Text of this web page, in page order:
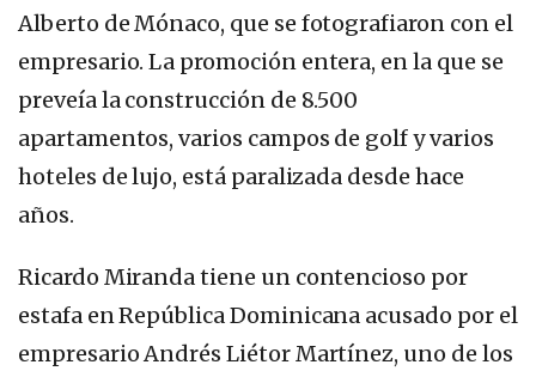
Alberto de Mónaco, que se fotografiaron con el
empresario. La promoción entera, en la que se
preveía la construcción de 8.500
apartamentos, varios campos de golf y varios
hoteles de lujo, está paralizada desde hace
años.
Ricardo Miranda tiene un contencioso por
estafa en República Dominicana acusado por el
empresario Andrés Liétor Martínez, uno de los